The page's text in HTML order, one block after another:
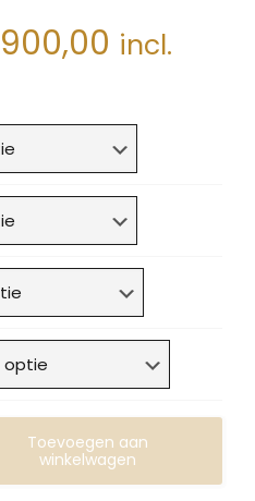
900,00
€900,00
incl.
Toevoegen aan
winkelwagen